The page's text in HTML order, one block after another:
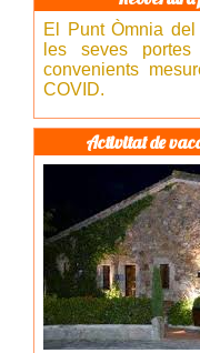
El Punt Òmnia
les seves
convenients
COVID.
Activitat de